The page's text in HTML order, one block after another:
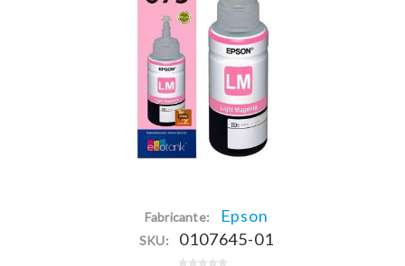
Fabricante: Epson
SKU: 0107645-01